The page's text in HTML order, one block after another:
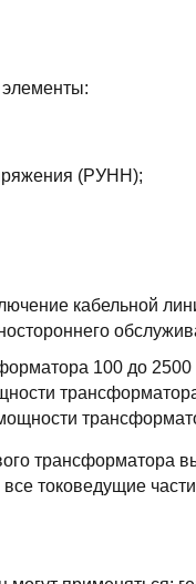
(РУНН);
кабельной
100 до 2500
трансформатора
токоведущие